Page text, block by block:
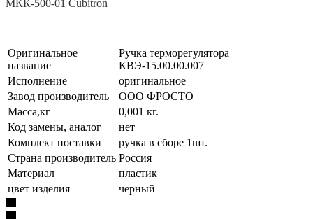
МКК-500-01 Cubitron
Оригинальное
название
Ручка терморегулятора
КВЭ-15.00.00.007
Исполнение
оригинальное
Завод производитель
ООО ФРОСТО
Масса,кг
0,001 кг.
Код замены, аналог
нет
Комплект поставки
ручка в сборе 1шт.
Страна производитель Россия
Материал
пластик
цвет изделия
черный